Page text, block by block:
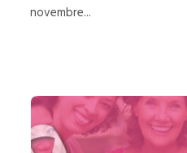
novembre...